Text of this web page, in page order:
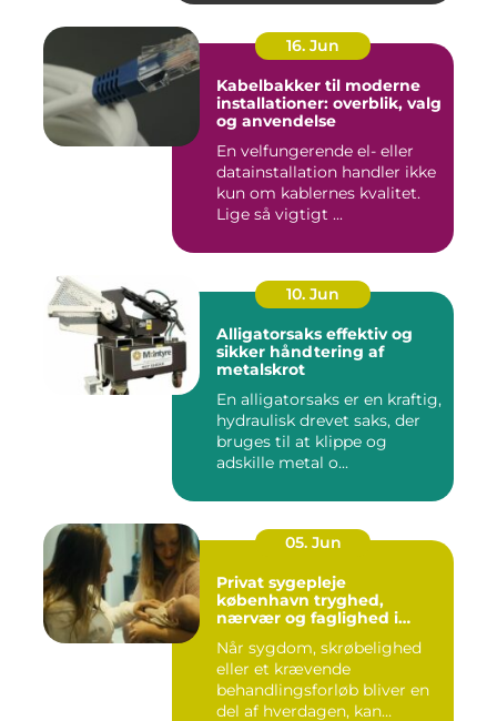
16. Jun
Kabelbakker til moderne
installationer: overblik, valg
og anvendelse
En velfungerende el- eller
datainstallation handler ikke
kun om kablernes kvalitet.
Lige så vigtigt ...
10. Jun
Alligatorsaks effektiv og
sikker håndtering af
metalskrot
En alligatorsaks er en kraftig,
hydraulisk drevet saks, der
bruges til at klippe og
adskille metal o...
05. Jun
Privat sygepleje
københavn tryghed,
nærvær og faglighed i
Når sygdom, skrøbelighed
eller et krævende
behandlingsforløb bliver en
del af hverdagen, kan